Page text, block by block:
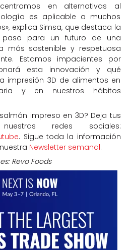
en alternativas al
es aplicable a muchos
explica Simsa, que destaca la
paso para un futuro de una
más sostenible y respetuosa
Estamos impacientes por
esta innovación y qué
impresión 3D de alimentos en
y en nuestros hábitos
impreso en 3D? Deja tus
redes sociales:
. Sigue toda la información
Newsletter semanal.
Revo Foods